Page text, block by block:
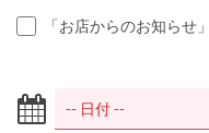
「お店からのお知らせ